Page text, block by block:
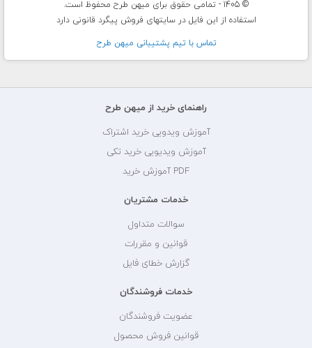
© 1405 - تمامی حقوق برای میهن طرح محفوظ است.
استفاده از این فایل در سایتهای فروش پیگرد قانونی دارد
تماس با تيم پشتيبانی ميهن طرح
راهنمای خرید از میهن طرح
آموزش ویدویی خرید اشتراک
آموزش ویدیویی خرید تکی
PDF آموزش خرید
خدمات مشتریان
سوالات متداول
قوانین و مقررات
گزارش خطای فایل
خدمات فروشندگان
عضویت فروشندگان
قوانین فروش محصول